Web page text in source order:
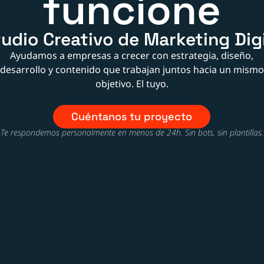
Creativo de Marketing
Ayudamos a empresas a crecer con estrategia, diseño,
desarrollo y contenido que trabajan juntos hacia un mismo
objetivo. El tuyo.
Cuéntanos tu proyecto
Te respondemos personalmente en menos de 24h. Sin bots, sin plantillas.